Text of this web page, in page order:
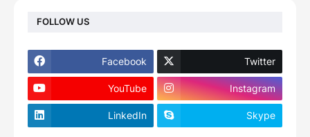
FOLLOW US
Facebook Twitter
YouTube Instagram
LinkedIn Skype